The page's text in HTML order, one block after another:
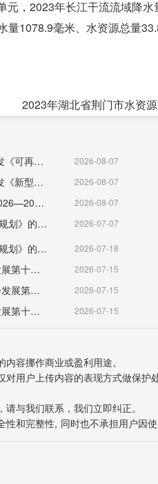
元，2023年长江干流流域降
1078.9毫米、水资源总量
2023年湖北省荆门市水资
国家发展改革委 国家能源局关于印发《可再生能源发展“十五五”规划》的通知 （发改能源〔2026〕1067号）
2026-08-07
国家发展改革委 国家能源局关于印发《新型电力系统建设“十五五”规划》的通知​ （发改能源〔2026〕942号） 2026-08-07
国务院关于印发《全民健身计划（2026—2030年）》的通知 （国发〔2026〕26号） 2026-08-07
国务院关于印发《城市更新“十五五”规划》的通知（国发〔2026〕12号） 2026-07-07
国务院关于印发《国民健康“十五五”规划》的通知 （国发〔2026〕23号） 2026-07-18
（福建省）福州市国民经济和社会发展第十五个五年规划纲要 2026-07-15
（河南省）平顶山市国民经济和社会发展第十五个五年规划纲要 2026-07-15
（河南省）洛阳市国民经济和社会发展第十五个五年规划纲要 2026-07-15
容挪作商业或盈利用途。
用户上传内容的表现方式做保
与我们联系，我们立即纠正。
和完整性, 同时也不承担用户因